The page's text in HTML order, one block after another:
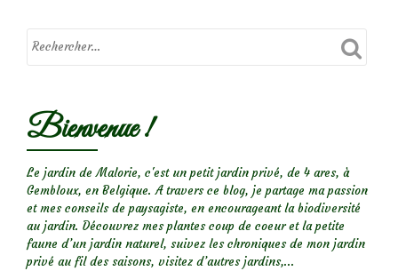
Park
Bienvenue !
Le jardin de Malorie, c'est un petit jardin privé, de 4 ares, à
Gembloux, en Belgique. A travers ce blog, je partage ma passion
et mes conseils de paysagiste, en encourageant la biodiversité
au jardin. Découvrez mes plantes coup de coeur et la petite
faune d’un jardin naturel, suivez les chroniques de mon jardin
privé au fil des saisons, visitez d’autres jardins,...